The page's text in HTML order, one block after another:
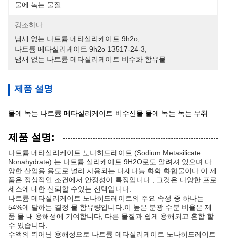
물에 녹는 물질
강조하다:
냄새 없는 나트륨 메타실리케이트 9h2o
나트륨 메타실리케이트 9h2o 13517-24-3
냄새 없는 나트륨 메타실리케이트 비수화 함유물
제품 설명
물에 녹는 나트륨 메타실리케이트 비수산물 물에 녹는 녹는 무취
제품 설명:
나트륨 메타실리케이트 노나히드레이트 (Sodium Metasilicate
Nonahydrate) 는 나트륨 실리케이트 9H2O로도 알려져 있으며 다
양한 산업용 용도로 널리 사용되는 다재다능 화학 화합물이다.이 제
품은 정상적인 조건에서 안정성이 특징입니다., 그것은 다양한 프로
세스에 대한 신뢰할 수있는 선택입니다.
나트륨 메타실리케이트 노나히드레이트의 주요 속성 중 하나는
54%에 달하는 결정 물 함유량입니다.이 높은 분광 수분 비율은 제
품 물 내 용해성에 기여합니다, 다른 물질과 쉽게 용해되고 혼합 할
수 있습니다.
수액의 뛰어난 용해성으로 나트륨 메타실리케이트 노나히드레이트